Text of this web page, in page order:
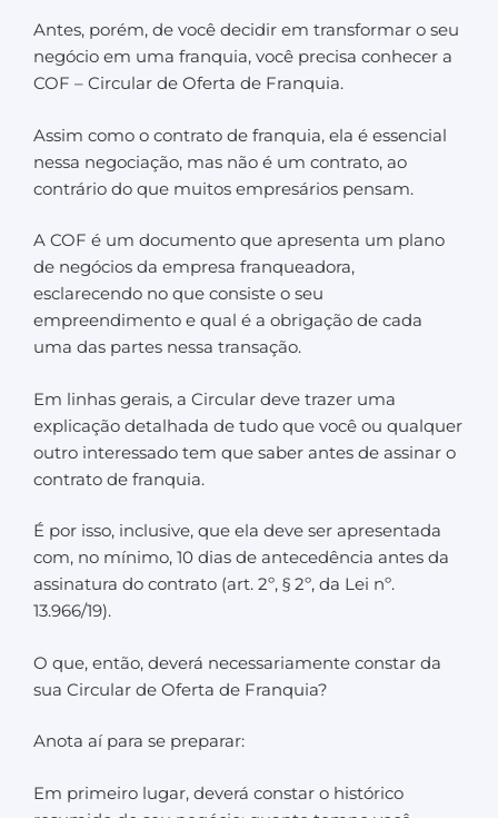
Antes, porém, de você decidir em transformar o seu
negócio em uma franquia, você precisa conhecer a
COF – Circular de Oferta de Franquia.
Assim como o contrato de franquia, ela é essencial
nessa negociação, mas não é um contrato, ao
contrário do que muitos empresários pensam.
A COF é um documento que apresenta um plano
de negócios da empresa franqueadora,
esclarecendo no que consiste o seu
empreendimento e qual é a obrigação de cada
uma das partes nessa transação.
Em linhas gerais, a Circular deve trazer uma
explicação detalhada de tudo que você ou qualquer
outro interessado tem que saber antes de assinar o
contrato de franquia.
É por isso, inclusive, que ela deve ser apresentada
com, no mínimo, 10 dias de antecedência antes da
assinatura do contrato (art. 2º, § 2º, da Lei nº.
13.966/19).
O que, então, deverá necessariamente constar da
sua Circular de Oferta de Franquia?
Anota aí para se preparar:
Em primeiro lugar, deverá constar o histórico